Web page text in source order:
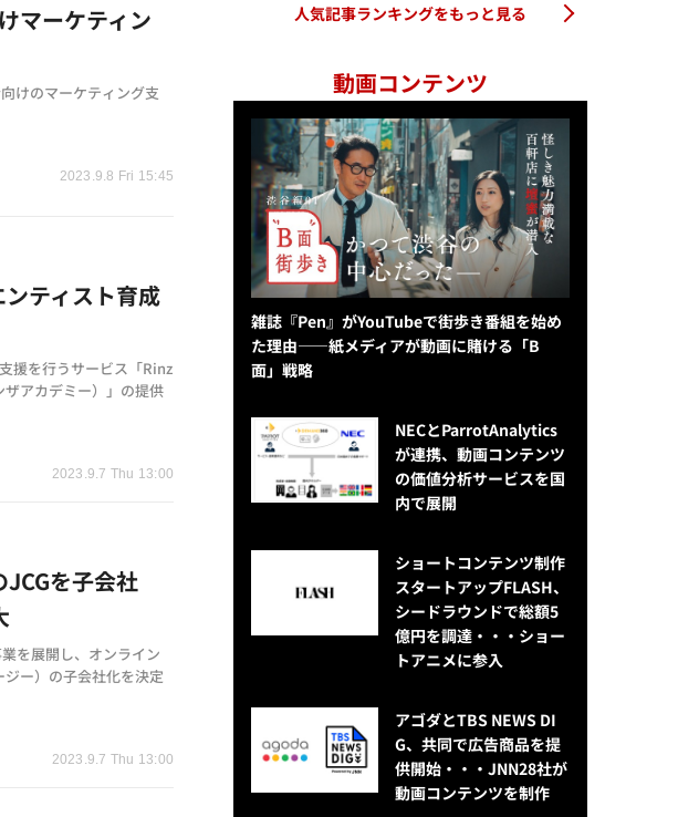
2023.9.8 Fri 15:45
マーケティン
けのマーケティング支
2023.9.7 Thu 13:00
ティスト育成
援を行うサービス「Rinz
アカデミー）」の提供
2023.9.7 Thu 13:00
を子会社
を展開し、オンライン
ー）の子会社化を決定
人気記事ランキングをもっと見る
動画コンテンツ
雑誌『Pen』がYouTubeで街歩き番組を始め
た理由——紙メディアが動画に賭ける「B
面」戦略
NECとParrotAnalytics
が連携、動画コンテンツ
の価値分析サービスを国
内で展開
ショートコンテンツ制作
スタートアップFLASH、
シードラウンドで総額5
億円を調達・・・ショー
トアニメに参入
アゴダとTBS NEWS DI
G、共同で広告商品を提
供開始・・・JNN28社が
動画コンテンツを制作